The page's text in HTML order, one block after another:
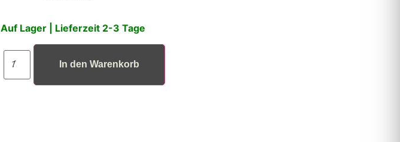
Auf Lager | Lieferzeit 2-3 Tage
In den Warenkorb